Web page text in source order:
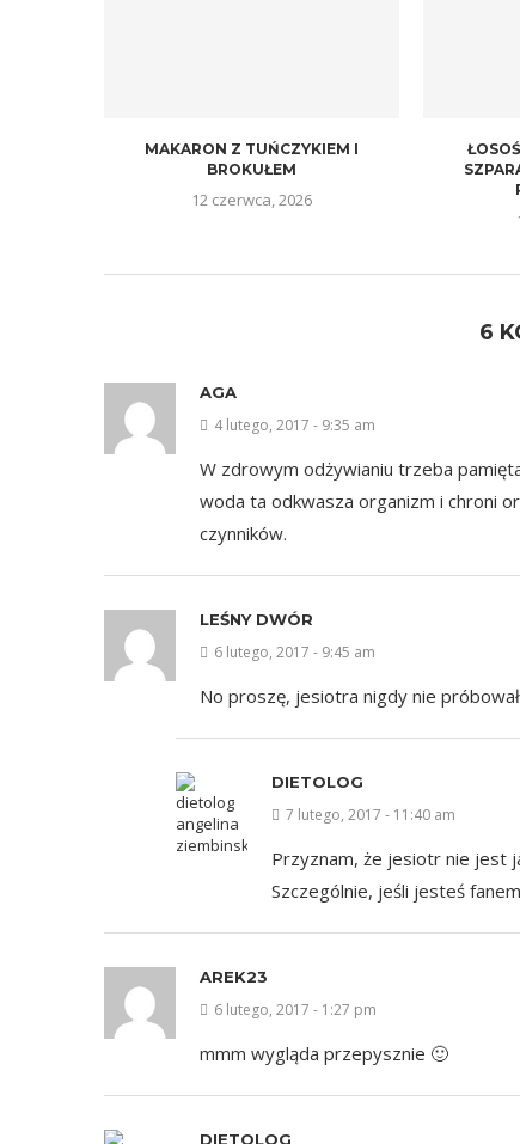
MAKARON Z TUŃCZYKIEM I
BROKUŁEM
12 czerwca, 2026
6
AGA
4 lutego, 2017 - 9:35 am
W zdrowym odżywianiu trzeba
woda ta odkwasza organizm i chroni
czynników.
LEŚNY DWÓR
6 lutego, 2017 - 9:45 am
No proszę, jesiotra nigdy nie
DIETOLOG
7 lutego, 2017 - 11:40 am
Przyznam, że jesiotr nie jest
Szczególnie, jeśli jesteś
AREK23
6 lutego, 2017 - 1:27 pm
mmm wygląda przepysznie 🙂
DIETOLOG